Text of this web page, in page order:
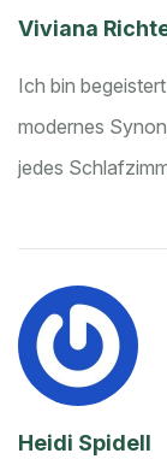
Viviana
Ich bin
modernes
jedes
Heidi Spidell